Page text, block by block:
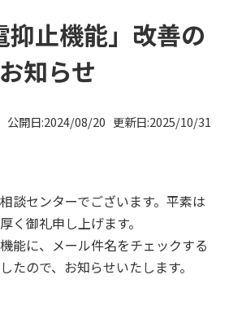
抑止機能」改善の
お知らせ
公開日:2024/08/20 更新日:2025/10/31
談センターでございます。平素は
く御礼申し上げます。
能に、メール件名をチェックする
たので、お知らせいたします。